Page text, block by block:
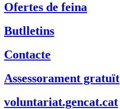
Ofertes de feina
Butlletins
Contacte
Assessorament gratuït
voluntariat.gencat.cat